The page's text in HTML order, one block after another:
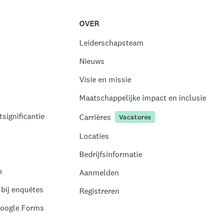
enquêtes
Forms
OVER
Leiderschapsteam
Nieuws
Visie en missie
Maatschappelijke impact en inclusie
Carrières
Vacatures
Locaties
Bedrijfsinformatie
Aanmelden
Registreren